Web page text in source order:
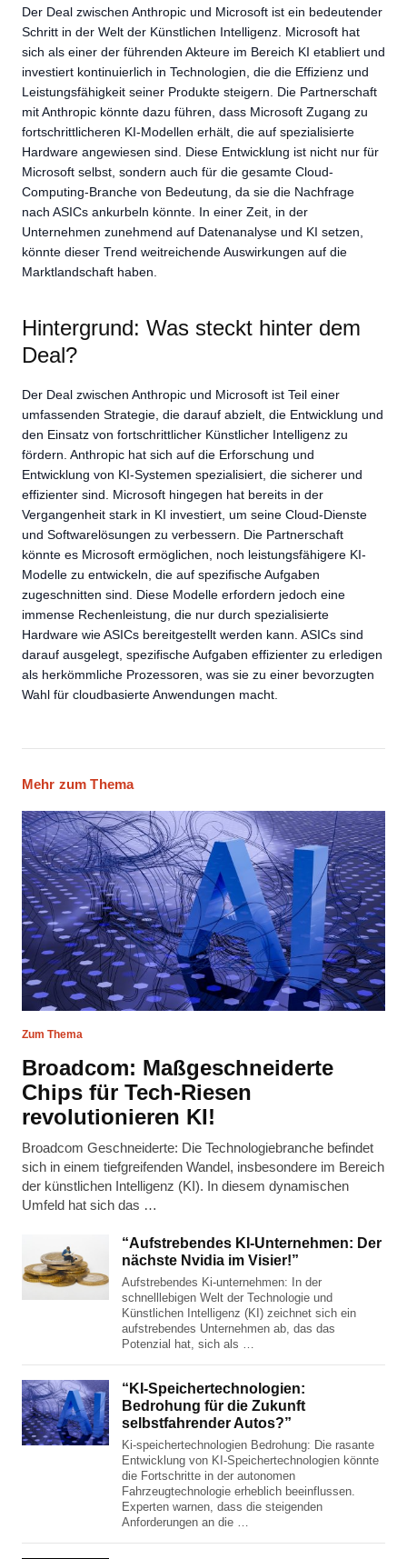
Der Deal zwischen Anthropic und Microsoft ist ein bedeutender
Schritt in der Welt der Künstlichen Intelligenz. Microsoft hat
sich als einer der führenden Akteure im Bereich KI etabliert und
investiert kontinuierlich in Technologien, die die Effizienz und
Leistungsfähigkeit seiner Produkte steigern. Die Partnerschaft
mit Anthropic könnte dazu führen, dass Microsoft Zugang zu
fortschrittlicheren KI-Modellen erhält, die auf spezialisierte
Hardware angewiesen sind. Diese Entwicklung ist nicht nur für
Microsoft selbst, sondern auch für die gesamte Cloud-
Computing-Branche von Bedeutung, da sie die Nachfrage
nach ASICs ankurbeln könnte. In einer Zeit, in der
Unternehmen zunehmend auf Datenanalyse und KI setzen,
könnte dieser Trend weitreichende Auswirkungen auf die
Marktlandschaft haben.
Hintergrund: Was steckt hinter dem
Deal?
Der Deal zwischen Anthropic und Microsoft ist Teil einer
umfassenden Strategie, die darauf abzielt, die Entwicklung und
den Einsatz von fortschrittlicher Künstlicher Intelligenz zu
fördern. Anthropic hat sich auf die Erforschung und
Entwicklung von KI-Systemen spezialisiert, die sicherer und
effizienter sind. Microsoft hingegen hat bereits in der
Vergangenheit stark in KI investiert, um seine Cloud-Dienste
und Softwarelösungen zu verbessern. Die Partnerschaft
könnte es Microsoft ermöglichen, noch leistungsfähigere KI-
Modelle zu entwickeln, die auf spezifische Aufgaben
zugeschnitten sind. Diese Modelle erfordern jedoch eine
immense Rechenleistung, die nur durch spezialisierte
Hardware wie ASICs bereitgestellt werden kann. ASICs sind
darauf ausgelegt, spezifische Aufgaben effizienter zu erledigen
als herkömmliche Prozessoren, was sie zu einer bevorzugten
Wahl für cloudbasierte Anwendungen macht.
Mehr zum Thema
Zum Thema
Broadcom: Maßgeschneiderte
Chips für Tech-Riesen
revolutionieren KI!
Broadcom Geschneiderte: Die Technologiebranche befindet
sich in einem tiefgreifenden Wandel, insbesondere im Bereich
der künstlichen Intelligenz (KI). In diesem dynamischen
Umfeld hat sich das …
“Aufstrebendes KI-Unternehmen: Der
nächste Nvidia im Visier!”
Aufstrebendes Ki-unternehmen: In der
schnelllebigen Welt der Technologie und
Künstlichen Intelligenz (KI) zeichnet sich ein
aufstrebendes Unternehmen ab, das das
Potenzial hat, sich als …
“KI-Speichertechnologien:
Bedrohung für die Zukunft
selbstfahrender Autos?”
Ki-speichertechnologien Bedrohung: Die rasante
Entwicklung von KI-Speichertechnologien könnte
die Fortschritte in der autonomen
Fahrzeugtechnologie erheblich beeinflussen.
Experten warnen, dass die steigenden
Anforderungen an die …